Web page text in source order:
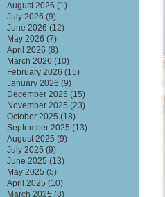
August 2026 (1)
July 2026 (9)
June 2026 (12)
May 2026 (7)
April 2026 (8)
March 2026 (10)
February 2026 (15)
January 2026 (9)
December 2025 (15)
November 2025 (23)
October 2025 (18)
September 2025 (13)
August 2025 (9)
July 2025 (9)
June 2025 (13)
May 2025 (5)
April 2025 (10)
March 2025 (8)